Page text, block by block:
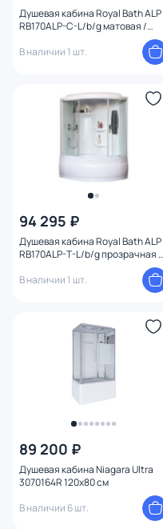
Душевая кабина Royal Bath ALP
RB170ALP-C-L/b/g матовая /
В наличии 1 шт.
94 295 ₽
Душевая кабина Royal Bath ALP
RB170ALP-T-L/b/g прозрачная /
В наличии 1 шт.
89 200 ₽
Душевая кабина Niagara Ultra
3070164R 120x80 см
В наличии 6 шт.
Ширина (см)
Высота (см)
Конструкция
Ориентация